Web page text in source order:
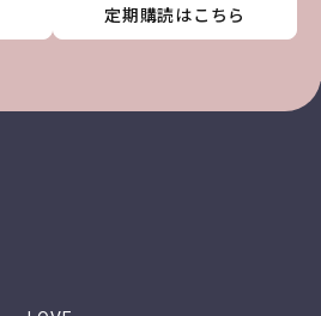
定期購読はこちら
定期購読はこちら
定期購読はこちら
定期購読はこちら